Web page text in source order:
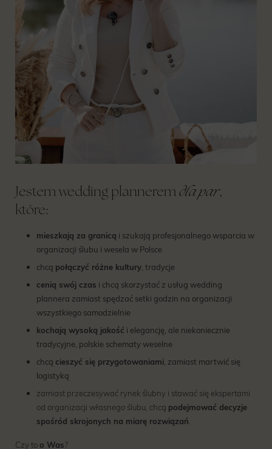
Jestem wedding plannerem dla par,
które:
mieszkają za granicą i szukają profesjonalnego wsparcia w
organizacji ślubu i wesela w Polsce
chcą połączyć różne kultury, tradycje
cenią swój czas i chcą skorzystać z usług wedding
plannera zamiast spędzać setki godzin na organizacji
wszystkiego samodzielnie
kochają wysoką jakość i elegancję, ale niekoniecznie
tradycyjne, polskie schematy weselne
chcą cieszyć się przygotowaniami, zamiast martwić się
logistyką
zamiast przeczesywać rynek ślubny i stawać się ekspertami
od organizacji własnego ślubu, chcą podejmować decyzje
spośród skrojonych na miarę rozwiązań.
Czy to o Was?